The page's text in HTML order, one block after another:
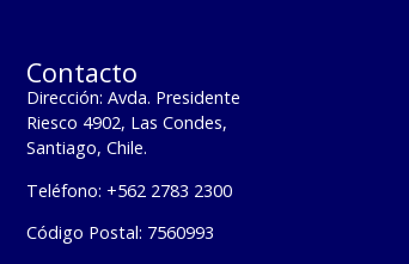
Contacto
Dirección: Avda. Presidente
Riesco 4902, Las Condes,
Santiago, Chile.
Teléfono: +562 2783 2300
Código Postal: 7560993